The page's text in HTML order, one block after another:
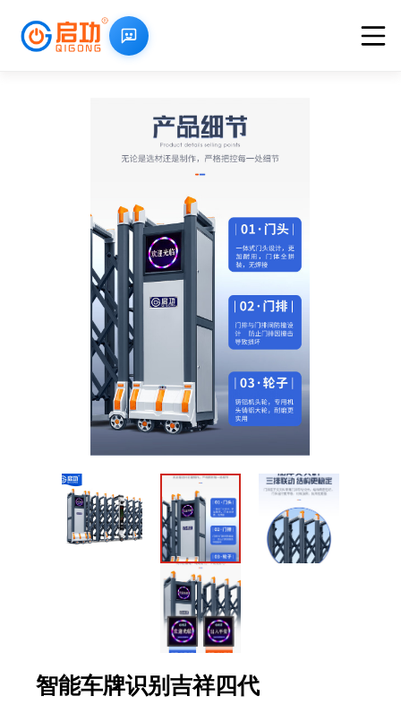
智能车牌识别吉祥四代